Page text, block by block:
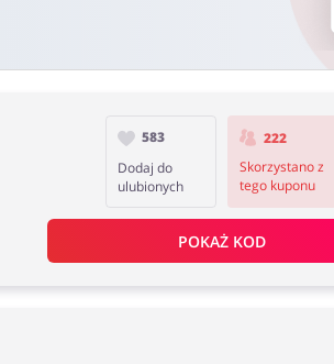
583
Dodaj do
ulubionych
222
Skorzystano z
tego kuponu
POKAŻ KOD